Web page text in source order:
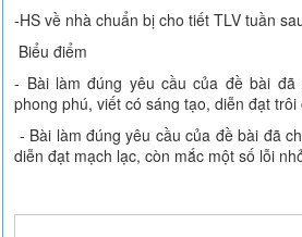
-HS về nhà chuẩn bị cho tiết TLV tuần
Biểu điểm
- Bài làm đúng yêu cầu của đề bài
phong phú, viết có sáng tạo, diễn đạt trôi
- Bài làm đúng yêu cầu của đề bài đã
diễn đạt mạch lạc, còn mắc một số lỗi